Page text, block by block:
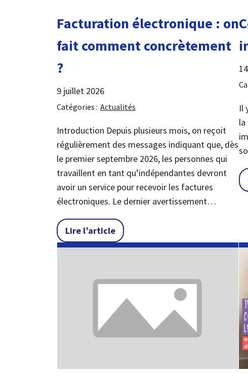
Facturation électronique : on
fait comment concrètement
?
9 juillet 2026
Catégories : Actualités
Introduction Depuis plusieurs mois, on reçoit
régulièrement des messages indiquant que, dès
le premier septembre 2026, les personnes qui
travaillent en tant qu’indépendantes devront
avoir un service pour recevoir les factures
électroniques. Le dernier avertissement…
Lire l’article« Facturation électronique : on
Il
la